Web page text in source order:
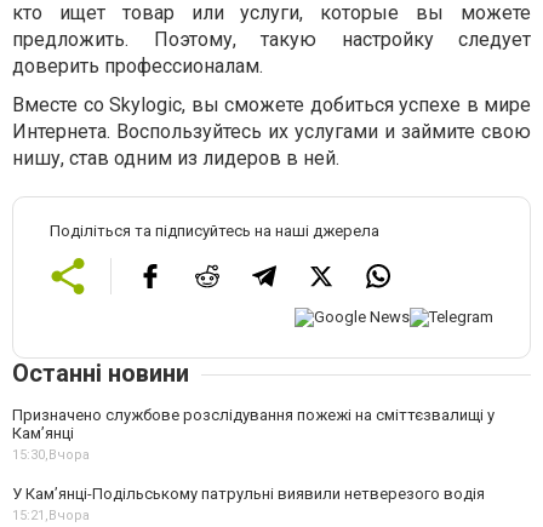
кто ищет товар или услуги, которые вы можете
предложить. Поэтому, такую настройку следует
доверить профессионалам.
Вместе со Skylogic, вы сможете добиться успехе в мире
Интернета. Воспользуйтесь их услугами и займите свою
нишу, став одним из лидеров в ней.
Поділіться та підписуйтесь на наші джерела
Останні новини
Призначено службове розслідування пожежі на сміттєзвалищі у
Кам’янці
15:30,Вчора
У Кам’янці-Подільському патрульні виявили нетверезого водія
15:21,Вчора